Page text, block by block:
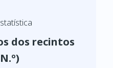
dos recintos